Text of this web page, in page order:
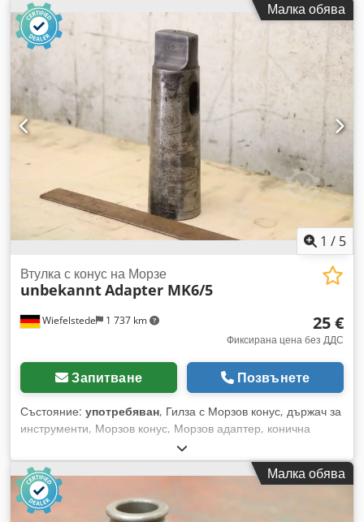
държач за инструменти, държач за пробивни ножове,
спирална бормашина -Държач за монтаж: 3 броя
инструментални държачи -Конус: MK5 -Дължина: 345 мм
-Размери: виж снимките -Отдаване/Цена: комплект
Dodpfxeucmqdj Ah Isck -Транспортни размери: 345/240/
В40 мм -Тегло: 9,9 кг
Малка обява
1 / 5
Wiefelstede 1 737 km
Втулка с конус на Морзе
unbekanntAdapter MK6/5
25 €
Фиксирана цена без ДДС
Запитване Позвънете
Състояние: употребяван, Гилза с Морзов конус, държач за
инструменти, Морзов конус, Морзов адаптер, конична
втулка, адаптор, редуцираща втулка - Гилза с Морзов
конус: редуцираща конична втулка - Захват: MK6 - Захват
инструмент: MK5 - Количество: налични 3 бр. захвати -
Цена: за брой - Размери: Ø 63,5 x 218 мм Dcodpfom U A E
Rjx Ah Isk - Тегло: 2,5 кг/бр.
Малка обява